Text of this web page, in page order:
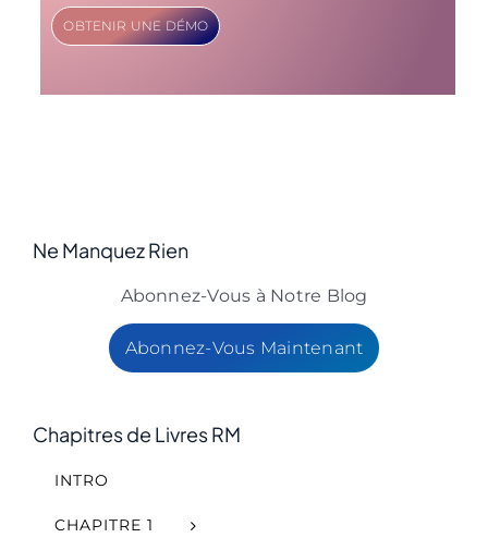
OBTENIR UNE DÉMO
Ne Manquez Rien
Abonnez-Vous à Notre Blog
Abonnez-Vous Maintenant
Chapitres de Livres RM
INTRO
CHAPITRE 1